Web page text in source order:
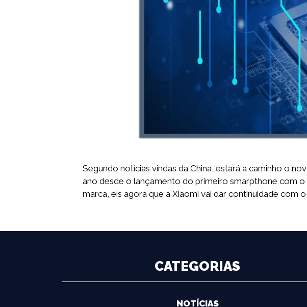
Segundo notícias vindas da China, estará a caminho o
ano desde o lançamento do primeiro smarpthone com
marca, eis agora que a Xiaomi vai dar continuidade com o
CATEGORIAS
NOTÍCIAS